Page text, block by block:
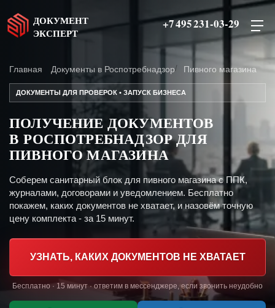
ДОКУМЕНТ
ЭКСПЕРТ
+7 495 231-03-29
Главная Документы в Роспотребнадзор Пивного магазина
ДОКУМЕНТЫ ДЛЯ ПРОВЕРОК • ЗАПУСК БИЗНЕСА
ПОЛУЧЕНИЕ ДОКУМЕНТОВ
В РОСПОТРЕБНАДЗОР ДЛЯ
ПИВНОГО МАГАЗИНА
Соберем санитарный блок для пивного магазина с ППК,
журналами, договорами и уведомлением. Бесплатно
покажем, каких документов не хватает, и назовём точную
цену комплекта - за 15 минут.
УЗНАТЬ, КАКИХ ДОКУМЕНТОВ НЕ ХВАТАЕТ
Бесплатно · 15 минут · ответим в мессенджере, если звонить неудобно